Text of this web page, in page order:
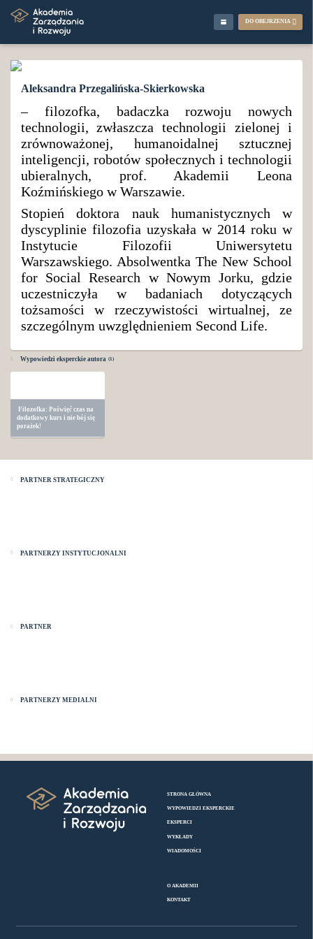
DO OBEJRZENIA
Aleksandra Przegalińska-Skierkowska
– filozofka, badaczka rozwoju nowych
technologii, zwłaszcza technologii zielonej i
zrównoważonej, humanoidalnej sztucznej
inteligencji, robotów społecznych i technologii
ubieralnych, prof. Akademii Leona
Koźmińskiego w Warszawie.
Stopień doktora nauk humanistycznych w
dyscyplinie filozofia uzyskała w 2014 roku w
Instytucie Filozofii Uniwersytetu
Warszawskiego. Absolwentka The New School
for Social Research w Nowym Jorku, gdzie
uczestniczyła w badaniach dotyczących
tożsamości w rzeczywistości wirtualnej, ze
szczególnym uwzględnieniem Second Life.
Wypowiedzi eksperckie autora 1
Filozofka: Poświęć czas na
dodatkowy kurs i nie bój się
porażek!
PARTNER STRATEGICZNY
PARTNERZY INSTYTUCJONALNI
PARTNER
PARTNERZY MEDIALNI
STRONA GŁÓWNA
WYPOWIEDZI EKSPERCKIE
EKSPERCI
WYKŁADY
WIADOMOŚCI
O AKADEMII
KONTAKT